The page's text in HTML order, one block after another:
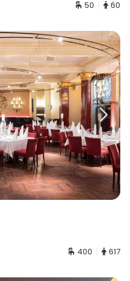
50 60
400 617